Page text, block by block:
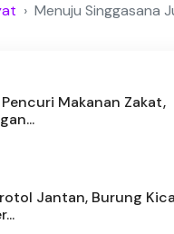
Menuju Singgasana
Makanan Zakat,
Jantan, Burung